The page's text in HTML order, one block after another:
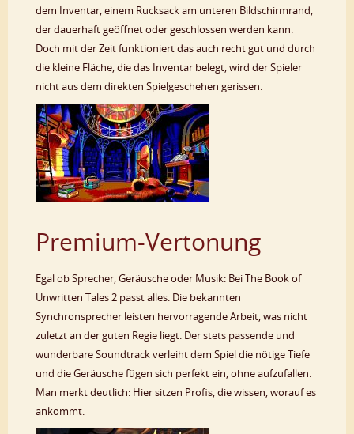
dem Inventar, einem Rucksack am unteren Bildschirmrand,
der dauerhaft geöffnet oder geschlossen werden kann.
Doch mit der Zeit funktioniert das auch recht gut und durch
die kleine Fläche, die das Inventar belegt, wird der Spieler
nicht aus dem direkten Spielgeschehen gerissen.
Premium-Vertonung
Egal ob Sprecher, Geräusche oder Musik: Bei The Book of
Unwritten Tales 2 passt alles. Die bekannten
Synchronsprecher leisten hervorragende Arbeit, was nicht
zuletzt an der guten Regie liegt. Der stets passende und
wunderbare Soundtrack verleiht dem Spiel die nötige Tiefe
und die Geräusche fügen sich perfekt ein, ohne aufzufallen.
Man merkt deutlich: Hier sitzen Profis, die wissen, worauf es
ankommt.